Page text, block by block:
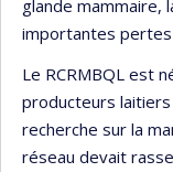
glande mammaire,
importantes pertes
Le RCRMBQL est
producteurs
recherche sur la
réseau devait